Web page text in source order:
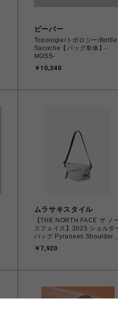
ビーバー
Topologie/トポロジー/Bottle
Sacoche【バッグ単体】-
MOSS-
￥10,340
ムラサキスタイル
【THE NORTH FACE ザ ノ
スフェイス】2025 ショルダ
バッグ Pyranees Shoulder S
NM82509 SO ソープストーン
￥7,920